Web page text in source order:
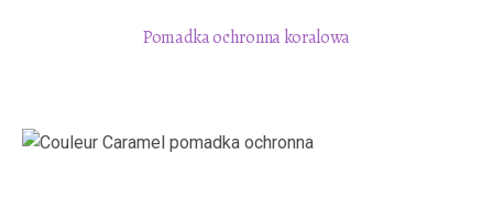
Pomadka ochronna koralowa